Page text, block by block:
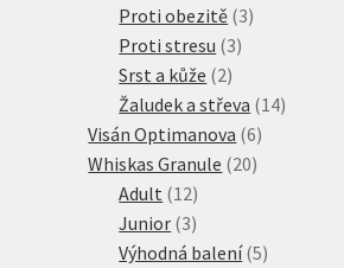
Proti obezitě 33
Proti stresu 33
Srst a kůže 22
produkty
Žaludek a střeva 1414
Visán Optimanova 66
produktů
Whiskas Granule 2020
Adult 1212
produktů
Junior 33
produkty
Výhodná balení 55